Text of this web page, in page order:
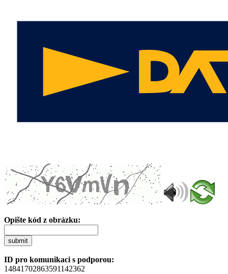
Opište kód z obrázku:
submit
ID pro komunikaci s podporou:
14841702863591142362